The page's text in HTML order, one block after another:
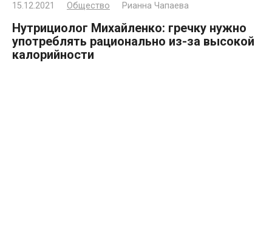
15.12.2021 Общество Рианна Чапаева
Нутрициолог Михайленко: гречку нужно
употреблять рационально из-за высокой
калорийности